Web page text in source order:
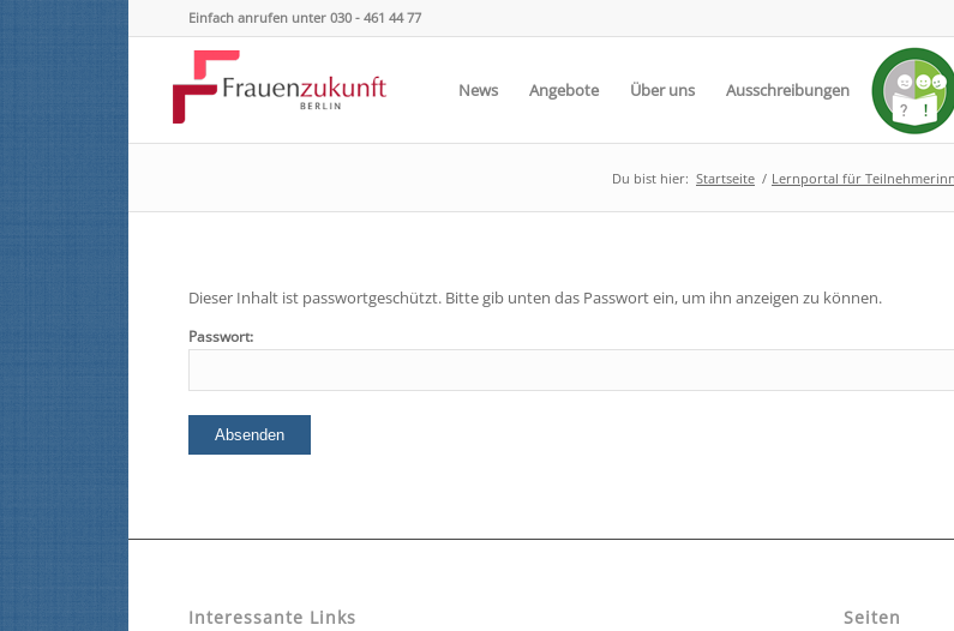
Einfach anrufen unter 030 - 461 44 77
News Angebote Über uns Ausschreibungen
Du bist hier: Startseite / Lernportal für
Dieser Inhalt ist passwortgeschützt. Bitte gib unten das Passwort ein, um ihn anzeigen zu können.
Passwort:
Interessante Links Seiten